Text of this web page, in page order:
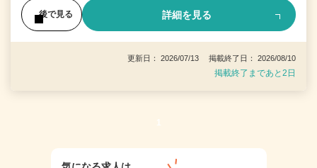
後で見る 詳細を見る
更新日： 2026/07/13 掲載終了日： 2026/08/10
掲載終了まであと2日
1